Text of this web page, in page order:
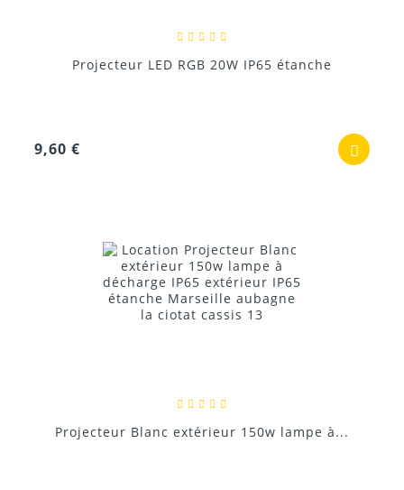
Projecteur LED RGB 20W IP65 étanche
9,60 €
Projecteur Blanc extérieur 150w lampe à...